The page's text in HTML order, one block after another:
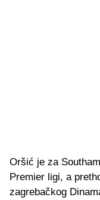
Oršić je za
Premier ligi, a
zagrebačkog